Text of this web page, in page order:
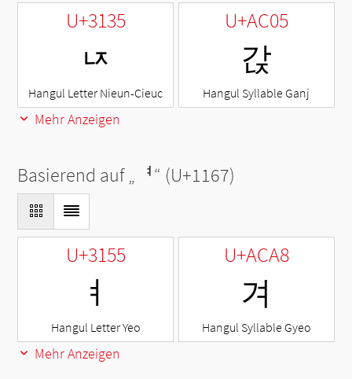
U+3135
ㄵ
Hangul Letter Nieun-Cieuc
U+AC05
갅
Hangul Syllable Ganj
Mehr Anzeigen
Basierend auf „ ᅧ“ (U+1167)
U+3155
ㅕ
Hangul Letter Yeo
U+ACA8
겨
Hangul Syllable Gyeo
Mehr Anzeigen